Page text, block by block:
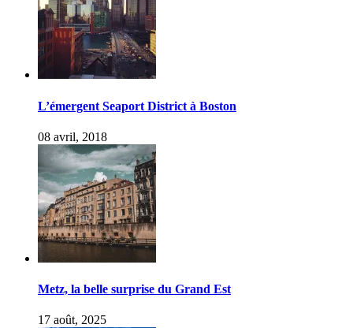
L’émergent Seaport District à Boston
08 avril, 2018
Metz, la belle surprise du Grand Est
17 août, 2025